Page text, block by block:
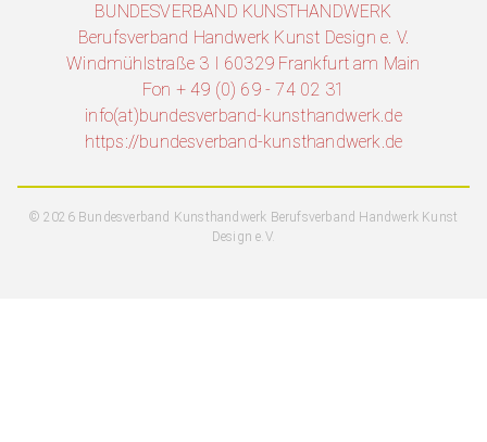
BUNDESVERBAND KUNSTHANDWERK
Berufsverband Handwerk Kunst Design e. V.
Windmühlstraße 3 I 60329 Frankfurt am Main
Fon + 49 (0) 69 - 74 02 31
info(at)bundesverband-kunsthandwerk.de
https://bundesverband-kunsthandwerk.de
© 2026 Bundesverband Kunsthandwerk Berufsverband Handwerk Kunst
Design e.V.